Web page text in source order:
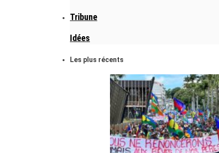
Tribune
Idées
Les plus récents